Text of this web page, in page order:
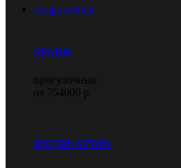
Гидроциклы
SPARK
прогулочные
от 754000 р
RECREATION